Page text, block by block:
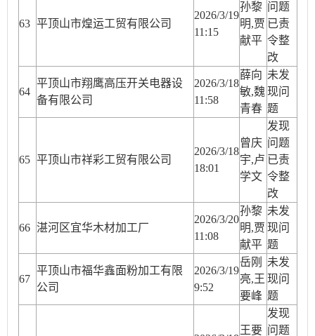
63 平顶山市煌运工贸有限公司
2026/3/19
11:15
孙黎
明,贾
献平
问题
已责
令整
改
64
平顶山市翔鹰高压开关电器设
备有限公司
2026/3/18
11:58
薛向
敏,魏
青春
未发
现问
题
65 平顶山市祥彩工贸有限公司
2026/3/18
18:01
曾庆
宇,卢
学文
发现
问题
已责
令整
改
66 湛河区宜华木材加工厂
2026/3/20
11:08
孙黎
明,贾
献平
未发
现问
题
67
平顶山市福华鑫面粉加工有限
公司
2026/3/19
9:52
岳刚
亮,王
要峰
未发
现问
题
王要
发现
问题